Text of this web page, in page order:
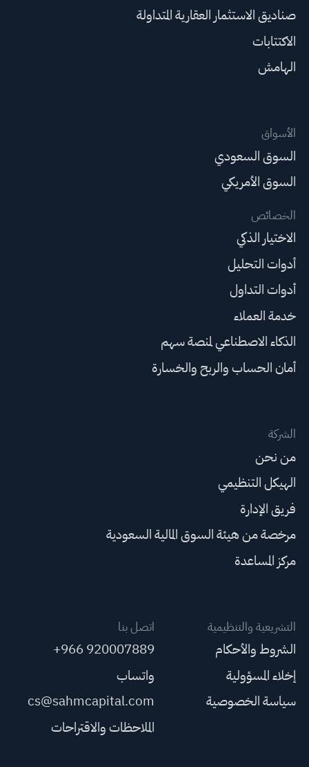
صناديق الاستثمار العقارية المتداولة
الاكتتابات
الهامش
الأسواق
السوق السعودي
السوق الأمريكي
الخصائص
الاختيار الذكي
أدوات التحليل
أدوات التداول
خدمة العملاء
الذكاء الاصطناعي لمنصة سهم
أمان الحساب والربح والخسارة
الشركة
من نحن
الهيكل التنظيمي
فريق الإدارة
مرخصة من هيئة السوق المالية السعودية
مركز المساعدة
التشريعية والتنظيمية
الشروط والأحكام
إخلاء المسؤولية
سياسة الخصوصية
اتصل بنا
+966 920007889
واتساب
cs@sahmcapital.com
الملاحظات والاقتراحات